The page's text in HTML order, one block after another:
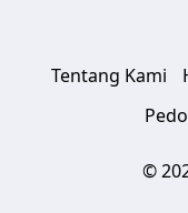
Tentang Kami
©